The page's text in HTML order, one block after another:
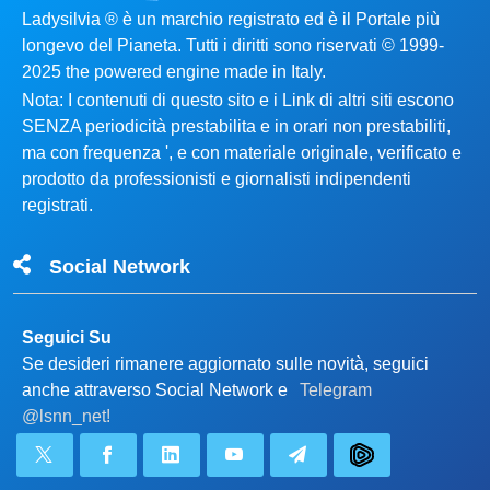
Ladysilvia ® è un marchio registrato ed è il Portale più
longevo del Pianeta. Tutti i diritti sono riservati © 1999-
2025 the powered engine made in Italy.
Nota: I contenuti di questo sito e i Link di altri siti escono
SENZA periodicità prestabilita e in orari non prestabiliti,
ma con frequenza ', e con materiale originale, verificato e
prodotto da professionisti e giornalisti indipendenti
registrati.
Social Network
Seguici Su
Se desideri rimanere aggiornato sulle novità, seguici
anche attraverso Social Network e
Telegram
@lsnn_net!